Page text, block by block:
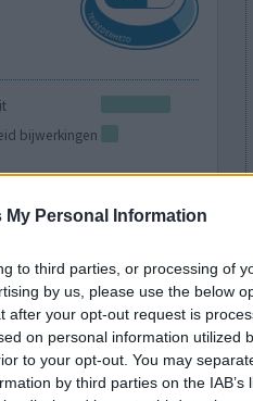
My Personal Information
to third parties, or processing of
by us, please use the below
after your opt-out request is
on personal information utilized
to your opt-out. You may
by third parties on the IAB’s
bijwerkingen